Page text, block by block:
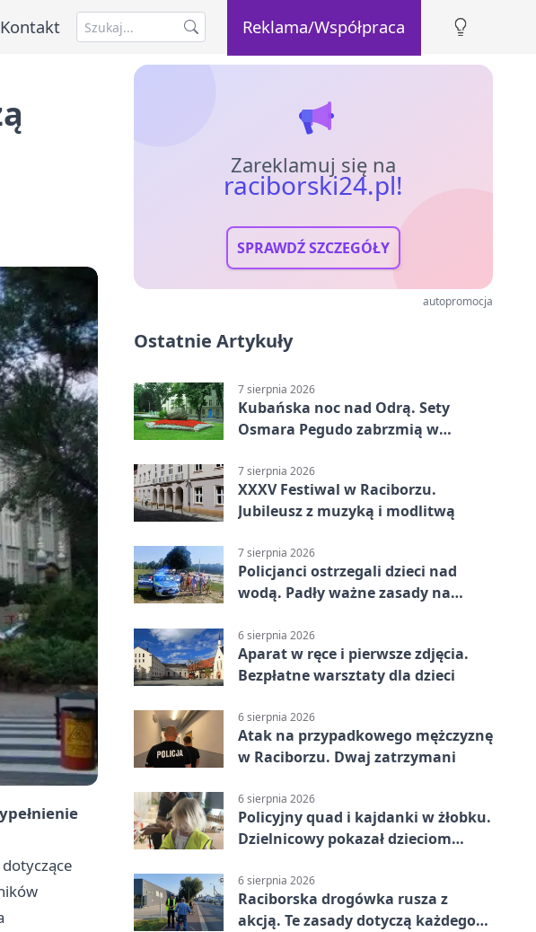
Kontakt Reklama/Współpraca
Zareklamuj się na
raciborski24.pl!
SPRAWDŹ SZCZEGÓŁY
autopromocja
Ostatnie Artykuły
7 sierpnia 2026
Kubańska noc nad Odrą. Sety
Osmara Pegudo zabrzmią w
7 sierpnia 2026
XXXV Festiwal w Raciborzu.
Jubileusz z muzyką i modlitwą
7 sierpnia 2026
Policjanci ostrzegali dzieci nad
wodą. Padły ważne zasady na
6 sierpnia 2026
Aparat w ręce i pierwsze zdjęcia.
Bezpłatne warsztaty dla dzieci
6 sierpnia 2026
Atak na przypadkowego mężczyznę
w Raciborzu. Dwaj zatrzymani
6 sierpnia 2026
Policyjny quad i kajdanki w żłobku.
Dzielnicowy pokazał dzieciom
6 sierpnia 2026
Raciborska drogówka rusza z
akcją. Te zasady dotyczą każdego